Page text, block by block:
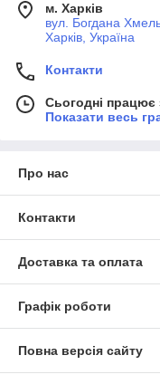
м. Харків
вул. Богдана
Харків, Україна
Контакти
Сьогодні працює
Показати весь
Про нас
Контакти
Доставка та оплата
Графік роботи
Повна версія сайту